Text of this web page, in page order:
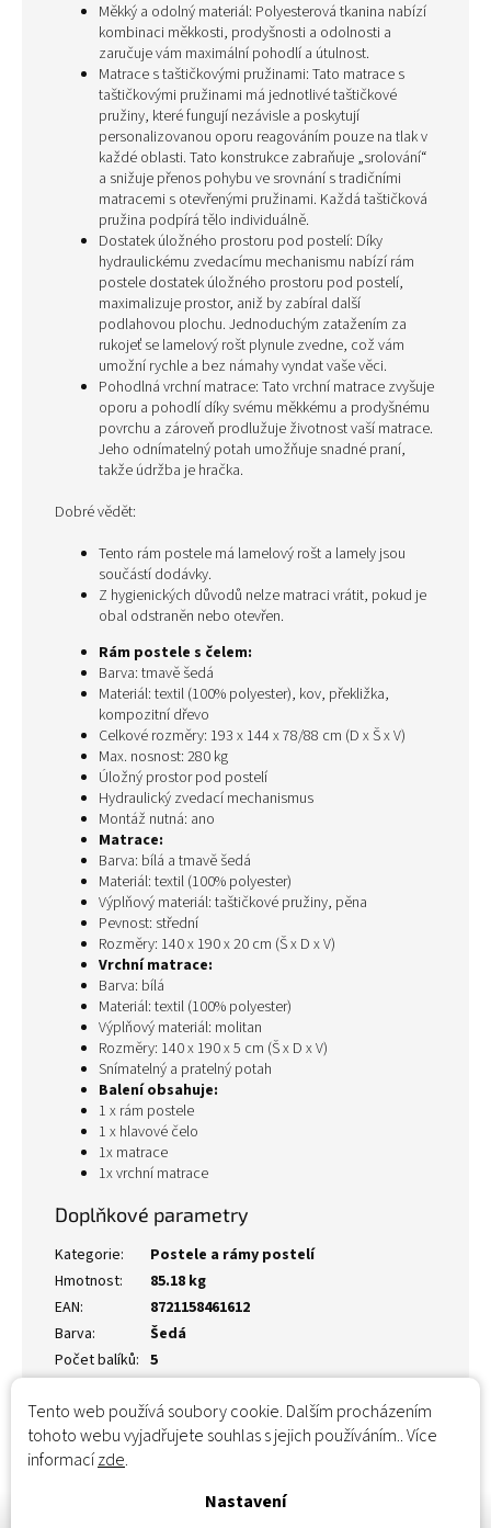
Tento web používá soubory cookie. Dalším procházením
tohoto webu vyjadřujete souhlas s jejich používáním.. Více
informacízde.
Nastavení
Měkký a odolný materiál: Polyesterová tkanina nabízí
kombinaci měkkosti, prodyšnosti a odolnosti a
zaručuje vám maximální pohodlí a útulnost.
Matrace s taštičkovými pružinami: Tato matrace s
taštičkovými pružinami má jednotlivé taštičkové
pružiny, které fungují nezávisle a poskytují
personalizovanou oporu reagováním pouze na tlak v
každé oblasti. Tato konstrukce zabraňuje „srolování“
a snižuje přenos pohybu ve srovnání s tradičními
matracemi s otevřenými pružinami. Každá taštičková
pružina podpírá tělo individuálně.
Dostatek úložného prostoru pod postelí: Díky
hydraulickému zvedacímu mechanismu nabízí rám
postele dostatek úložného prostoru pod postelí,
maximalizuje prostor, aniž by zabíral další
podlahovou plochu. Jednoduchým zatažením za
rukojeť se lamelový rošt plynule zvedne, což vám
umožní rychle a bez námahy vyndat vaše věci.
Pohodlná vrchní matrace: Tato vrchní matrace zvyšuje
oporu a pohodlí díky svému měkkému a prodyšnému
povrchu a zároveň prodlužuje životnost vaší matrace.
Jeho odnímatelný potah umožňuje snadné praní,
takže údržba je hračka.
Dobré vědět:
Tento rám postele má lamelový rošt a lamely jsou
součástí dodávky.
Z hygienických důvodů nelze matraci vrátit, pokud je
obal odstraněn nebo otevřen.
Rám postele s čelem:
Barva: tmavě šedá
Materiál: textil (100% polyester), kov, překližka,
kompozitní dřevo
Celkové rozměry: 193 x 144 x 78/88 cm (D x Š x V)
Max. nosnost: 280 kg
Úložný prostor pod postelí
Hydraulický zvedací mechanismus
Montáž nutná: ano
Matrace:
Barva: bílá a tmavě šedá
Materiál: textil (100% polyester)
Výplňový materiál: taštičkové pružiny, pěna
Pevnost: střední
Rozměry: 140 x 190 x 20 cm (Š x D x V)
Vrchní matrace:
Barva: bílá
Materiál: textil (100% polyester)
Výplňový materiál: molitan
Rozměry: 140 x 190 x 5 cm (Š x D x V)
Snímatelný a pratelný potah
Balení obsahuje:
1 x rám postele
1 x hlavové čelo
1x matrace
1x vrchní matrace
Doplňkové parametry
Kategorie:
Postele a rámy postelí
Hmotnost:
85.18 kg
EAN:
8721158461612
Barva:
Šedá
Počet balíků: 5